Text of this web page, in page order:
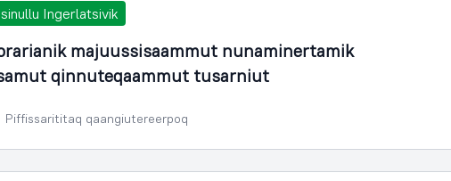
Ingerlatsivik
majuussisaammut nunaminertamik
qinnuteqaammut tusarniut
Piffissarititaq qaangiutereerpoq